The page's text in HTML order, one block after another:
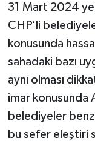
31 Mart 2024
CHP’li
konusunda
sahadaki bazı
aynı olması
imar konusunda
belediyeler
bu sefer eleştiri